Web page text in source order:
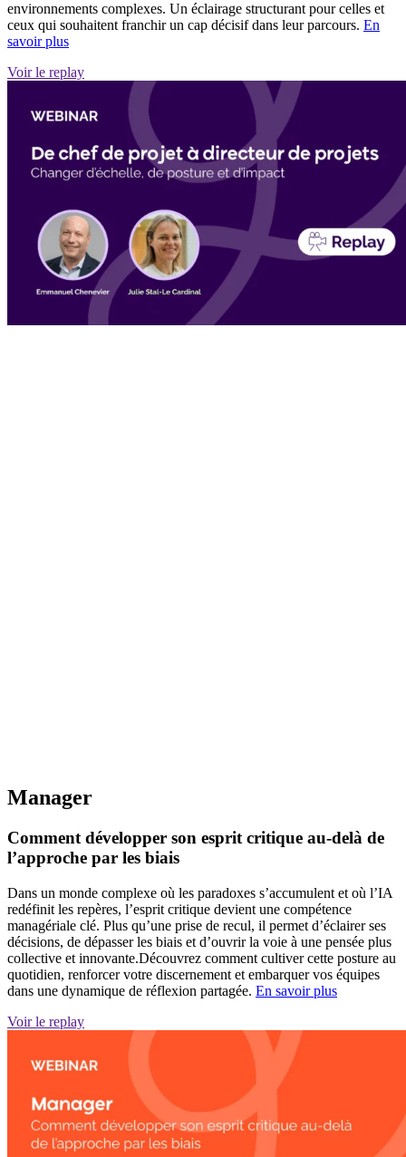
environnements complexes. Un éclairage structurant pour celles et
ceux qui souhaitent franchir un cap décisif dans leur parcours. En
savoir plus
Voir le replay
Manager
Comment développer son esprit critique au-delà de
l’approche par les biais
Dans un monde complexe où les paradoxes s’accumulent et où l’IA
redéfinit les repères, l’esprit critique devient une compétence
managériale clé. Plus qu’une prise de recul, il permet d’éclairer ses
décisions, de dépasser les biais et d’ouvrir la voie à une pensée plus
collective et innovante.Découvrez comment cultiver cette posture au
quotidien, renforcer votre discernement et embarquer vos équipes
dans une dynamique de réflexion partagée. En savoir plus
Voir le replay